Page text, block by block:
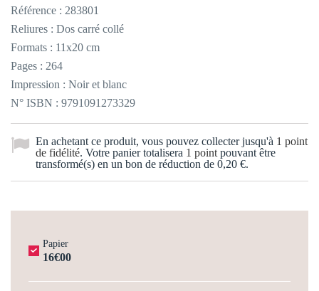
Référence : 283801
Reliures : Dos carré collé
Formats : 11x20 cm
Pages : 264
Impression : Noir et blanc
N° ISBN : 9791091273329
En achetant ce produit, vous pouvez collecter jusqu'à 1 point
de fidélité. Votre panier totalisera 1 point pouvant être
transformé(s) en un bon de réduction de 0,20 €.
Papier
16€00